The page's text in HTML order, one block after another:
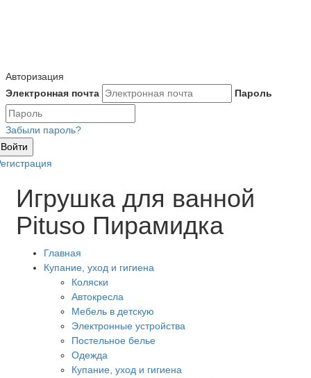
Авторизация
Электронная почта
Пароль
Забыли пароль?
Войти
Игрушка для ванной
Pituso Пирамидка
Главная
Купание, уход и гигиена
Коляски
Автокресла
Мебель в детскую
Электронные устройства
Постельное белье
Одежда
Купание, уход и гигиена